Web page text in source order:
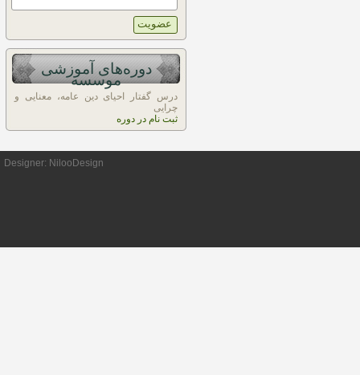
دوره‌های آموزشی
موسسه
درس گفتار احیای دین عامه، معنایی و
چرایی
ثبت نام در دوره
Designer: NilooDesign